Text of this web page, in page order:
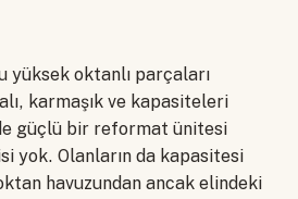
yüksek oktanlı parçaları
karmaşık ve kapasiteleri
güçlü bir reformat ünitesi
yok. Olanların da kapasitesi
havuzundan ancak elindeki